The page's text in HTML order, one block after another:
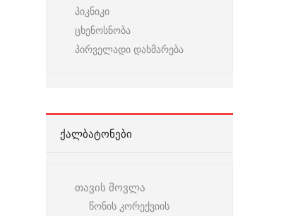
პიკნიკი
ცხენოსნობა
პირველადი დახმარება
ᲥᲐᲚᲑᲐᲢᲝᲜᲔᲑᲘ
თავის მოვლა
წონის კორექვიის